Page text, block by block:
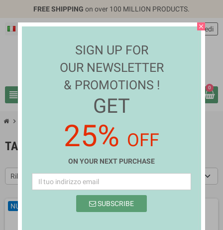
FREE SHIPPING on over 100 MILLION PRODUCTS.
Italiano EUR €
view_headline
personAccedi
0
chevron_right
TABLETS
Rilevanza
NUOVO NUOVO
close
SIGN UP FOR
OUR NEWSLETTER
& PROMOTIONS !
GET
25% OFF
ON YOUR NEXT PURCHASE
SUBSCRIBE